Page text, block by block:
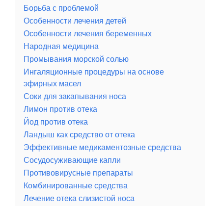
Борьба с проблемой
Особенности лечения детей
Особенности лечения беременных
Народная медицина
Промывания морской солью
Ингаляционные процедуры на основе
эфирных масел
Соки для закапывания носа
Лимон против отека
Йод против отека
Ландыш как средство от отека
Эффективные медикаментозные средства
Сосудосуживающие капли
Противовирусные препараты
Комбинированные средства
Лечение отека слизистой носа